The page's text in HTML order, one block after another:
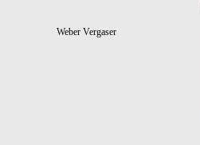
Weber Vergaser